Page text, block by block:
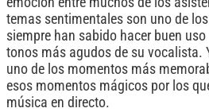
temas sentimentales son uno de
siempre han sabido hacer buen
tonos más agudos de su vocalista.
uno de los momentos más
esos momentos mágicos por los
música en directo.